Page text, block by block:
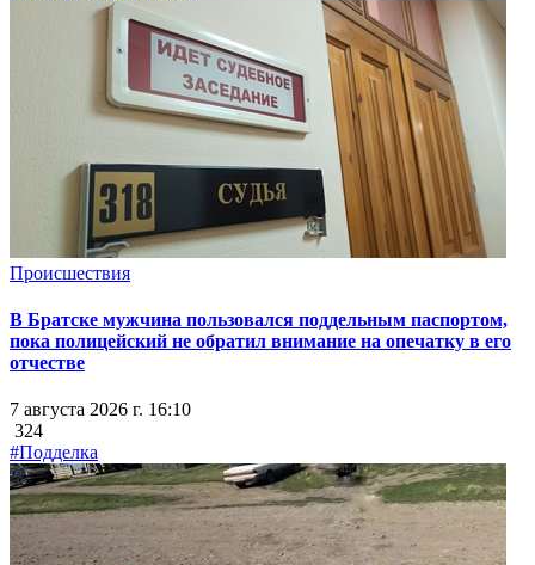
Происшествия
В Братске мужчина пользовался поддельным паспортом,
пока полицейский не обратил внимание на опечатку в его
отчестве
7 августа 2026 г. 16:10
324
#Подделка